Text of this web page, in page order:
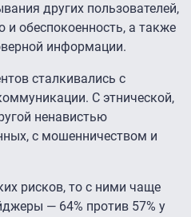
других пользователей,
обеспокоенность, а также
информации.
сталкивались с
С этнической,
ненавистью
с мошенничеством и
рисков, то с ними чаще
— 64% против 57% у